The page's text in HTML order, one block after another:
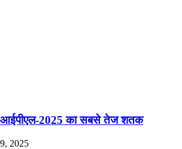
आईपीएल-2025 का सबसे तेज शतक
2025